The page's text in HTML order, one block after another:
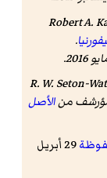
Robert A.
.
R. W. Seton-
الأصل
29 أبريل